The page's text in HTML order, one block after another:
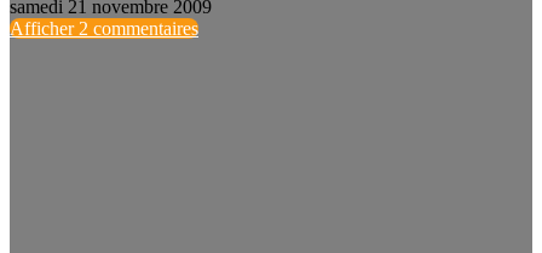
samedi 21 novembre 2009
Afficher 2 commentaires